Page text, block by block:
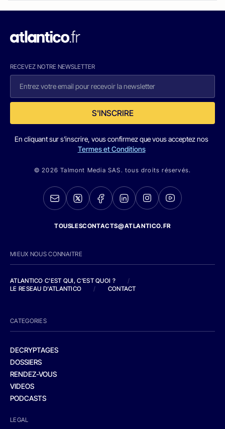
RECEVEZ NOTRE NEWSLETTER
S'INSCRIRE
En cliquant sur s'inscrire, vous confirmez que vous acceptez nos
Termes et Conditions
© 2026 Talmont Media SAS. tous droits réservés.
TOUSLESCONTACTS@ATLANTICO.FR
MIEUX NOUS CONNAITRE
ATLANTICO C'EST QUI, C'EST QUOI ?
/
LE RESEAU D'ATLANTICO
/ CONTACT
CATEGORIES
DECRYPTAGES
DOSSIERS
RENDEZ-VOUS
VIDEOS
PODCASTS
LEGAL